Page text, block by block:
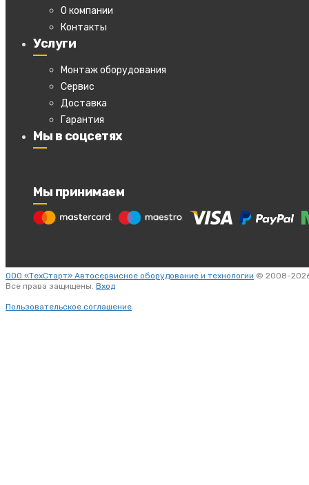
О компании
Контакты
Услуги
Монтаж оборудования
Сервис
Доставка
Гарантия
Мы в соцсетях
Мы принимаем
ООО «ТехСтарт» Автосервисное оборудование и технологии © 2008-
Все права защищены. Вход
Пользовательское соглашение